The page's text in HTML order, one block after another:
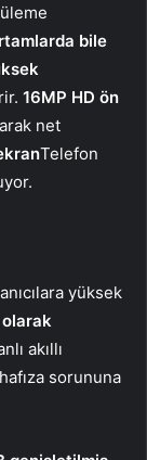
bile
16MP HD ön
net
Telefon
yüksek
olarak
akıllı
sorununa